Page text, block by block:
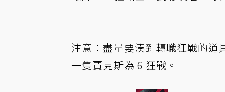
注意：盡量要湊到轉職狂戰的道
一隻賈克斯為 6 狂戰。